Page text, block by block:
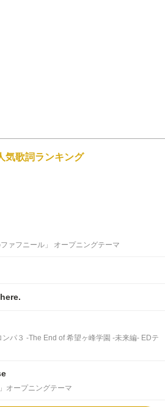
気歌詞ランキング
ァフニール」 オープニングテーマ
パ３ -The End of 希望ヶ峰学園 -未来編- EDテ
オープニングテーマ